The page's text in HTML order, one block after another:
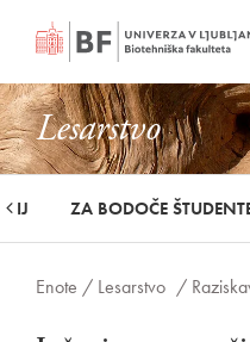
Lesarstvo
ZA BODOČE
Enote / Lesarstvo /